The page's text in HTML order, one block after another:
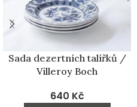
Sada dezertních talířků /
Villeroy Boch
640 Kč